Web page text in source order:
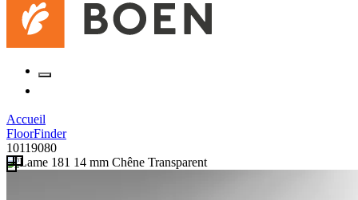
Accueil
FloorFinder
10119080